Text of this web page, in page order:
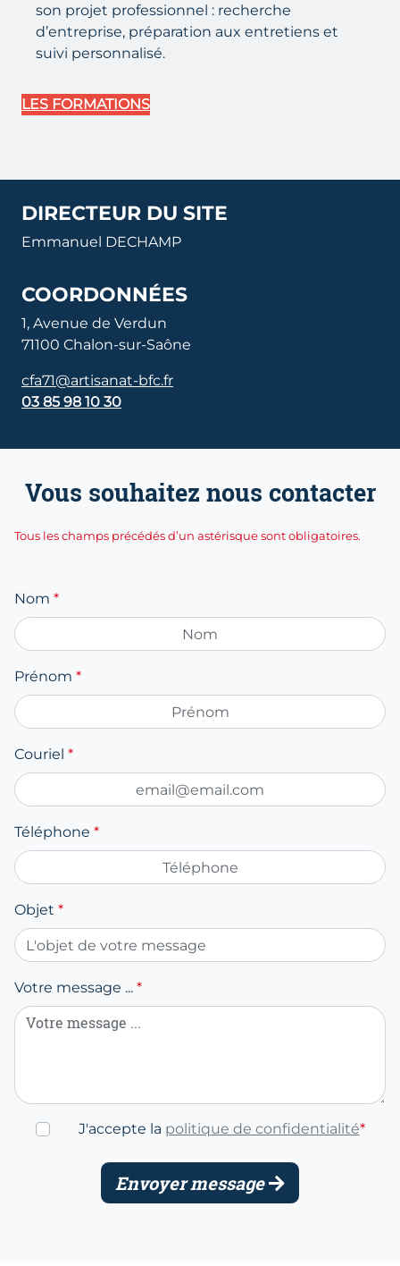
son projet professionnel : recherche
d’entreprise, préparation aux entretiens et
suivi personnalisé.
LES FORMATIONS
DIRECTEUR DU SITE
Emmanuel DECHAMP
COORDONNÉES
1, Avenue de Verdun
71100 Chalon-sur-Saône
cfa71@artisanat-bfc.fr
03 85 98 10 30
Vous souhaitez nous contacter
Tous les champs précédés d’un astérisque sont obligatoires.
Nom *
Prénom *
Couriel *
Téléphone *
Objet *
Votre message ... *
J'accepte la politique de confidentialité*
Envoyer message